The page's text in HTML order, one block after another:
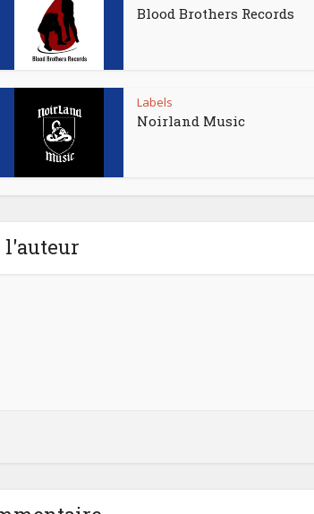
Blood Brothers Records
Labels
Noirland Music
l'auteur